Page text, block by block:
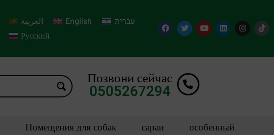
العربية English
עברית
Русский
Позвони сейчас
0505267294
Помещения для собак сараи особенный